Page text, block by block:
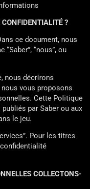
?
ce document, nous
“nous”, ou
nous décrirons
vous proposons
Cette Politique
par Saber ou aux
le jeu.
Pour les titres
COLLECTONS-